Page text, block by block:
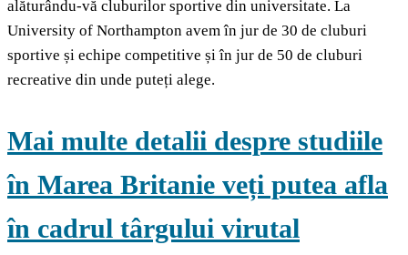
alăturându-vă cluburilor sportive din universitate. La
University of Northampton avem în jur de 30 de cluburi
sportive și echipe competitive și în jur de 50 de cluburi
recreative din unde puteți alege.
Mai multe detalii despre studiile
în Marea Britanie veți putea afla
în cadrul târgului virutal